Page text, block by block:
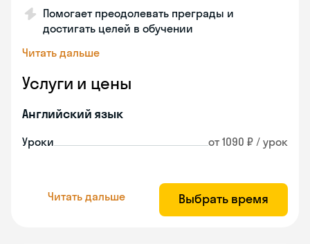
Помогает преодолевать преграды и
достигать целей в обучении
Читать дальше
Услуги и цены
Английский язык
Уроки от 1090 ₽ / урок
Читать дальше Выбрать время